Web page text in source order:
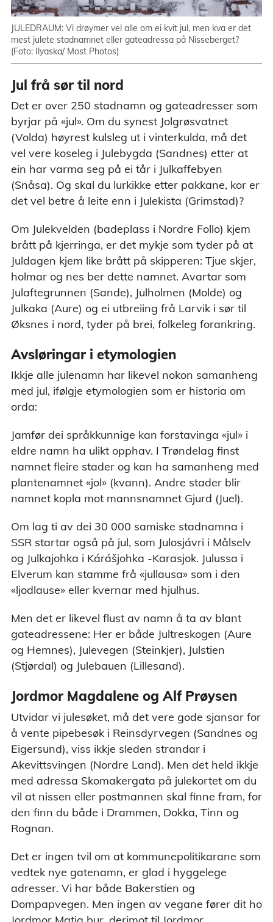
JULEDRAUM: Vi drøymer vel alle om ei kvit jul, men kva er det
mest julete stadnamnet eller gateadressa på Nisseberget?
(Foto: Ilyaska/ Most Photos)
Jul frå sør til nord
Det er over 250 stadnamn og gateadresser som
byrjar på «jul». Om du synest Jolgrøsvatnet
(Volda) høyrest kulsleg ut i vinterkulda, må det
vel vere koseleg i Julebygda (Sandnes) etter at
ein har varma seg på ei tår i Julkaffebyen
(Snåsa). Og skal du lurkikke etter pakkane, kor er
det vel betre å leite enn i Julekista (Grimstad)?
Om Julekvelden (badeplass i Nordre Follo) kjem
brått på kjerringa, er det mykje som tyder på at
Juldagen kjem like brått på skipperen: Tjue skjer,
holmar og nes ber dette namnet. Avartar som
Julaftegrunnen (Sande), Julholmen (Molde) og
Julkaka (Aure) og ei utbreiing frå Larvik i sør til
Øksnes i nord, tyder på brei, folkeleg forankring.
Avsløringar i etymologien
Ikkje alle julenamn har likevel nokon samanheng
med jul, ifølgje etymologien som er historia om
orda:
Jamfør dei språkkunnige kan forstavinga «jul» i
eldre namn ha ulikt opphav. I Trøndelag finst
namnet fleire stader og kan ha samanheng med
plantenamnet «jol» (kvann). Andre stader blir
namnet kopla mot mannsnamnet Gjurd (Juel).
Om lag ti av dei 30 000 samiske stadnamna i
SSR startar også på jul, som Julosjávri i Målselv
og Julkajohka i Kárášjohka -Karasjok. Julussa i
Elverum kan stamme frå «jullausa» som i den
«ljodlause» eller kvernar med hjulhus.
Men det er likevel flust av namn å ta av blant
gateadressene: Her er både Jultreskogen (Aure
og Hemnes), Julevegen (Steinkjer), Julstien
(Stjørdal) og Julebauen (Lillesand).
Jordmor Magdalene og Alf Prøysen
Utvidar vi julesøket, må det vere gode sjansar for
å vente pipebesøk i Reinsdyrvegen (Sandnes og
Eigersund), viss ikkje sleden strandar i
Akevittsvingen (Nordre Land). Men det held ikkje
med adressa Skomakergata på julekortet om du
vil at nissen eller postmannen skal finne fram, for
den finn du både i Drammen, Dokka, Tinn og
Rognan.
Det er ingen tvil om at kommunepolitikarane som
vedtek nye gatenamn, er glad i hyggelege
adresser. Vi har både Bakerstien og
Dompapvegen. Men ingen av vegane fører dit ho